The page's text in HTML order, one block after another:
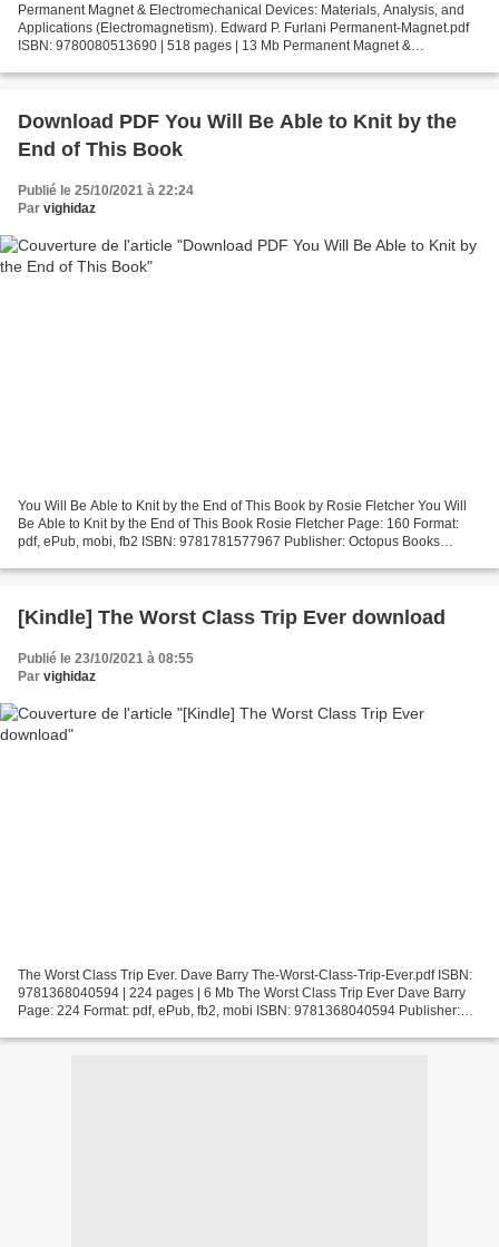
Permanent Magnet & Electromechanical Devices: Materials, Analysis, and
Applications (Electromagnetism). Edward P. Furlani Permanent-Magnet.pdf
ISBN: 9780080513690 | 518 pages | 13 Mb Permanent Magnet &
Download PDF You Will Be Able to Knit by the
End of This Book
Publié le 25/10/2021 à 22:24
Par vighidaz
You Will Be Able to Knit by the End of This Book by Rosie Fletcher You Will
Be Able to Knit by the End of This Book Rosie Fletcher Page: 160 Format:
pdf, ePub, mobi, fb2 ISBN: 9781781577967 Publisher: Octopus Books
[Kindle] The Worst Class Trip Ever download
Publié le 23/10/2021 à 08:55
Par vighidaz
The Worst Class Trip Ever. Dave Barry The-Worst-Class-Trip-Ever.pdf ISBN:
9781368040594 | 224 pages | 6 Mb The Worst Class Trip Ever Dave Barry
Page: 224 Format: pdf, ePub, fb2, mobi ISBN: 9781368040594 Publisher: